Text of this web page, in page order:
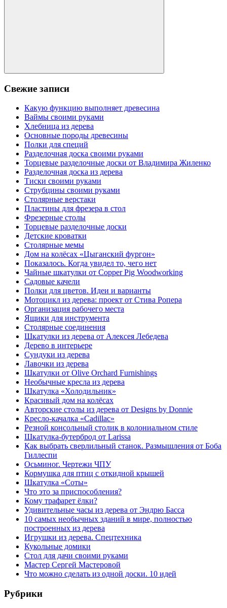
Поиск
Свежие записи
Какую функцию выполняет древесина
Ваймы своими руками
Хлебница из дерева
Основные породы древесины
Полки для специй
Разделочная доска своими руками
Торцевые разделочные доски от Владимира Жиленко
Разделочная доска из дерева
Тиски своими руками
Струбцины своими руками
Столярные верстаки
Пластины для фрезера в стол
Фрезерные столы
Торцевые разделочные доски
Детские кроватки
Столярные мемы
Дом на колёсах «Цыганский фургон»
Показалось. Когда увидел то, чего нет
Чайные шкатулки от Copper Pig Woodworking
Садовые качели
Полки для цветов. Идеи и варианты
Мотоцикл из дерева: проект от Стива Ропера
Организация рабочего места
Ящики для инструмента
Столярные соединения
Шкатулки из дерева от Алексея Лебедева
Дерево в интерьере
Сундуки из дерева
Лавочки из дерева
Шкатулки от Olive Orchard Furnishings
Необычные кресла из дерева
Шкатулка «Холодильник»
Красивый дом на колёсах
Авторские столы из дерева от Designs by Donnie
Кресло-качалка «Cadillac»
Резной консольный столик в колониальном стиле
Шкатулка-бутерброд от Larissa
Как выбрать сверлильный станок. Размышления от Боба
Гиллеспи
Осьминог. Чертежи ЧПУ
Кормушка для птиц с откидной крышей
Шкатулка «Соты»
Что это за приспособления?
Кому трафарет ёлки?
Удивительные часы из дерева от Эндрю Басса
10 самых необычных зданий в мире, полностью
построенных из дерева
Игрушки из дерева. Спецтехника
Кукольные домики
Стол для дачи своими руками
Мастер Сергей Мастеровой
Что можно сделать из одной доски. 10 идей
Рубрики